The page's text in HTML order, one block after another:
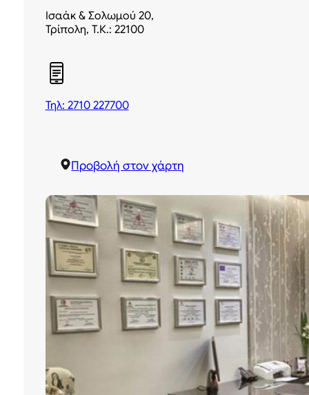
Ισαάκ & Σολωμού 20,
Τρίπολη, Τ.Κ.: 22100
Τηλ: 2710 227700
Προβολή στον χάρτη